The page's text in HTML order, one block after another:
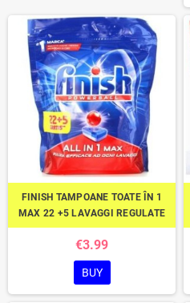
FINISH TAMPOANE TOATE ÎN 1
MAX 22 +5 LAVAGGI REGULATE
€3.99
BUY